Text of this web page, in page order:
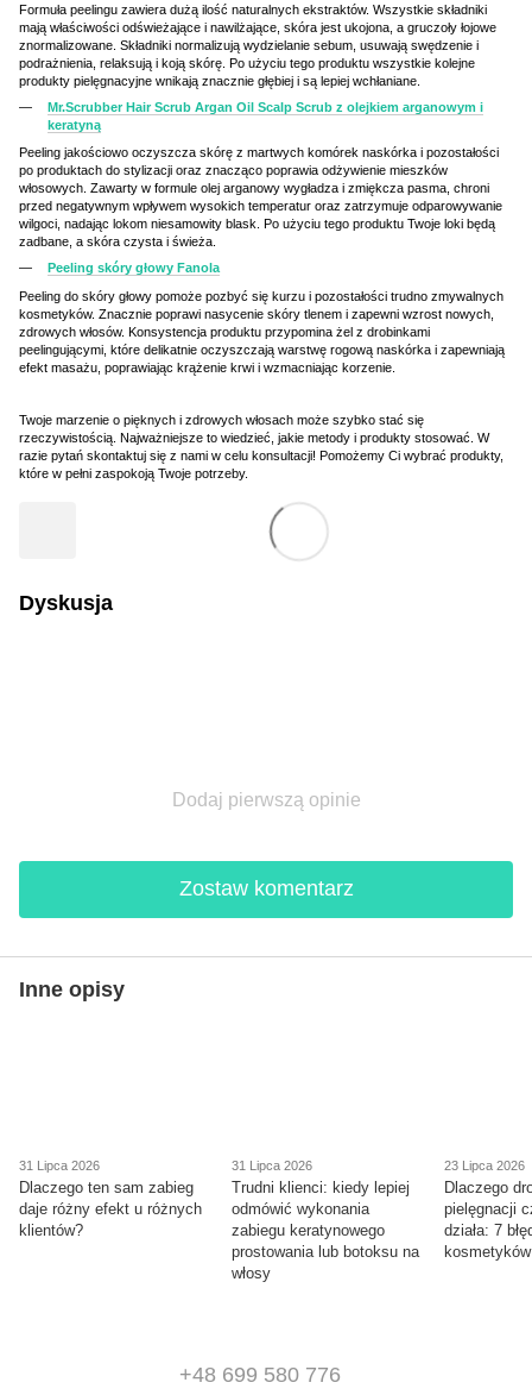
Formuła peelingu zawiera dużą ilość naturalnych ekstraktów. Wszystkie składniki
mają właściwości odświeżające i nawilżające, skóra jest ukojona, a gruczoły łojowe
znormalizowane. Składniki normalizują wydzielanie sebum, usuwają swędzenie i
podrażnienia, relaksują i koją skórę. Po użyciu tego produktu wszystkie kolejne
produkty pielęgnacyjne wnikają znacznie głębiej i są lepiej wchłaniane.
Mr.Scrubber Hair Scrub Argan Oil Scalp Scrub z olejkiem arganowym i
keratyną
Peeling jakościowo oczyszcza skórę z martwych komórek naskórka i pozostałości
po produktach do stylizacji oraz znacząco poprawia odżywienie mieszków
włosowych. Zawarty w formule olej arganowy wygładza i zmiękcza pasma, chroni
przed negatywnym wpływem wysokich temperatur oraz zatrzymuje odparowywanie
wilgoci, nadając lokom niesamowity blask. Po użyciu tego produktu Twoje loki będą
zadbane, a skóra czysta i świeża.
Peeling skóry głowy Fanola
Peeling do skóry głowy pomoże pozbyć się kurzu i pozostałości trudno zmywalnych
kosmetyków. Znacznie poprawi nasycenie skóry tlenem i zapewni wzrost nowych,
zdrowych włosów. Konsystencja produktu przypomina żel z drobinkami
peelingującymi, które delikatnie oczyszczają warstwę rogową naskórka i zapewniają
efekt masażu, poprawiając krążenie krwi i wzmacniając korzenie.
Twoje marzenie o pięknych i zdrowych włosach może szybko stać się
rzeczywistością. Najważniejsze to wiedzieć, jakie metody i produkty stosować. W
razie pytań skontaktuj się z nami w celu konsultacji! Pomożemy Ci wybrać produkty,
które w pełni zaspokoją Twoje potrzeby.
Dyskusja
Dodaj pierwszą opinie
Zostaw komentarz
Inne opisy
31 Lipca 2026
Dlaczego ten sam zabieg
daje różny efekt u różnych
klientów?
31 Lipca 2026
Trudni klienci: kiedy lepiej
odmówić wykonania
zabiegu keratynowego
prostowania lub botoksu na
włosy
23 Lipca 2026
Dlaczego
pielęgnacji
działa: 7
kosmetyków
+48 699 580 776